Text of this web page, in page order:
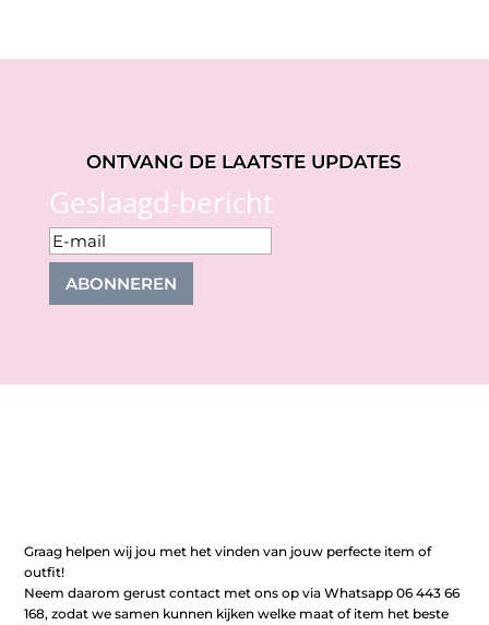
ONTVANG DE LAATSTE UPDATES
Geslaagd-bericht
ABONNEREN
Graag helpen wij jou met het vinden van jouw perfecte item of
outfit!
Neem daarom gerust contact met ons op via Whatsapp 06 443 66
168, zodat we samen kunnen kijken welke maat of item het beste